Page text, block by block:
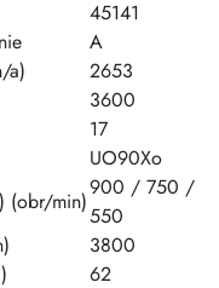
45141
A
a)
2653
3600
17
UO90Xo
(obr/min)
900 / 750 /
550
3800
62